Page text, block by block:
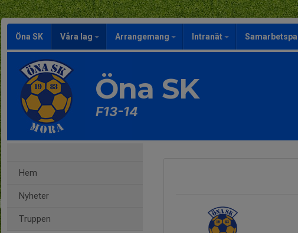
Öna SK Våra lag Arrangemang Intranät
Öna SK
F13-14
Hem
Nyheter
Truppen